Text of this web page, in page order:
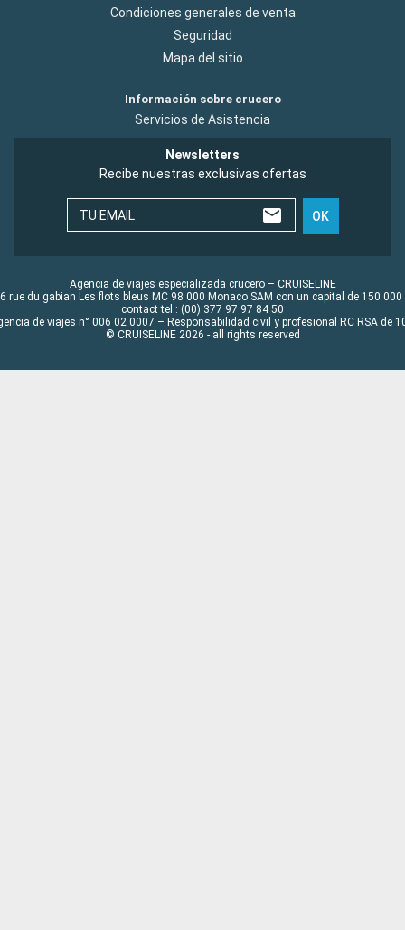
Condiciones generales de venta
Seguridad
Mapa del sitio
Información sobre crucero
Servicios de Asistencia
Newsletters
Recibe nuestras exclusivas ofertas
TU EMAIL OK
Agencia de viajes especializada crucero – CRUISELINE
rue du gabian Les flots bleus MC 98 000 Monaco SAM con un capital de 150 000
contact tel : (00) 377 97 97 84 50
de viajes n° 006 02 0007 – Responsabilidad civil y profesional RC RSA de
© CRUISELINE 2026 - all rights reserved